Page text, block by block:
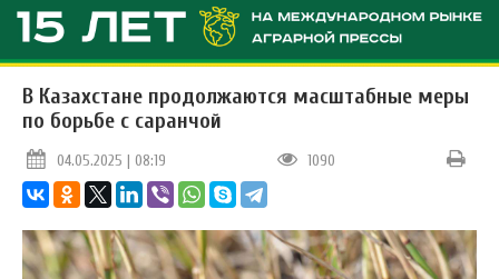
В Казахстане продолжаются масштабные меры
по борьбе с саранчой
04.05.2025 | 08:19 1090